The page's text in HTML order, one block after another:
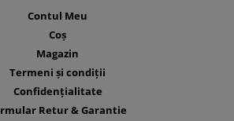
Contul Meu
Coș
Magazin
Termeni și condiții
Confidențialitate
Retur & Garantie